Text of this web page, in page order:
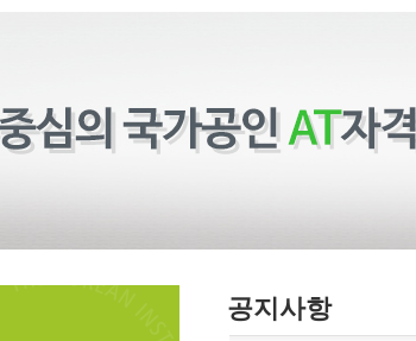
공지사항